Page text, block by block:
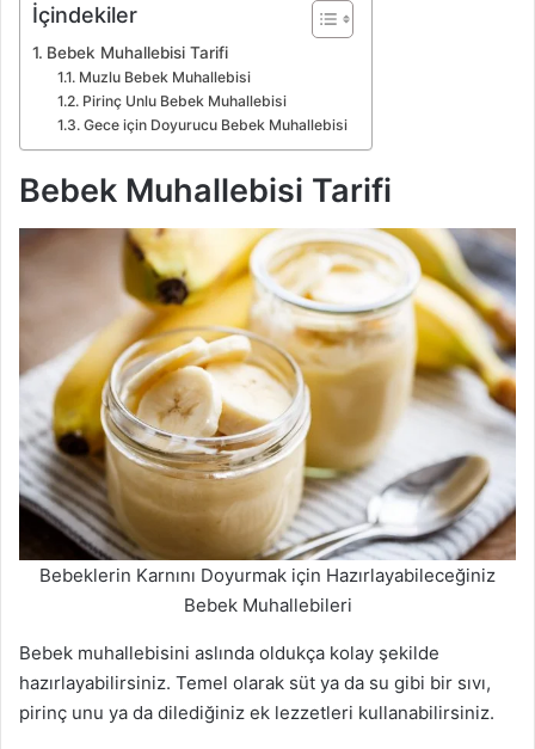
İçindekiler
Bebek Muhallebisi Tarifi
Muzlu Bebek Muhallebisi
Pirinç Unlu Bebek Muhallebisi
Gece için Doyurucu Bebek Muhallebisi
Bebek Muhallebisi Tarifi
Bebeklerin Karnını Doyurmak için Hazırlayabileceğiniz
Bebek Muhallebileri
Bebek muhallebisini aslında oldukça kolay şekilde
hazırlayabilirsiniz. Temel olarak süt ya da su gibi bir sıvı,
pirinç unu ya da dilediğiniz ek lezzetleri kullanabilirsiniz.